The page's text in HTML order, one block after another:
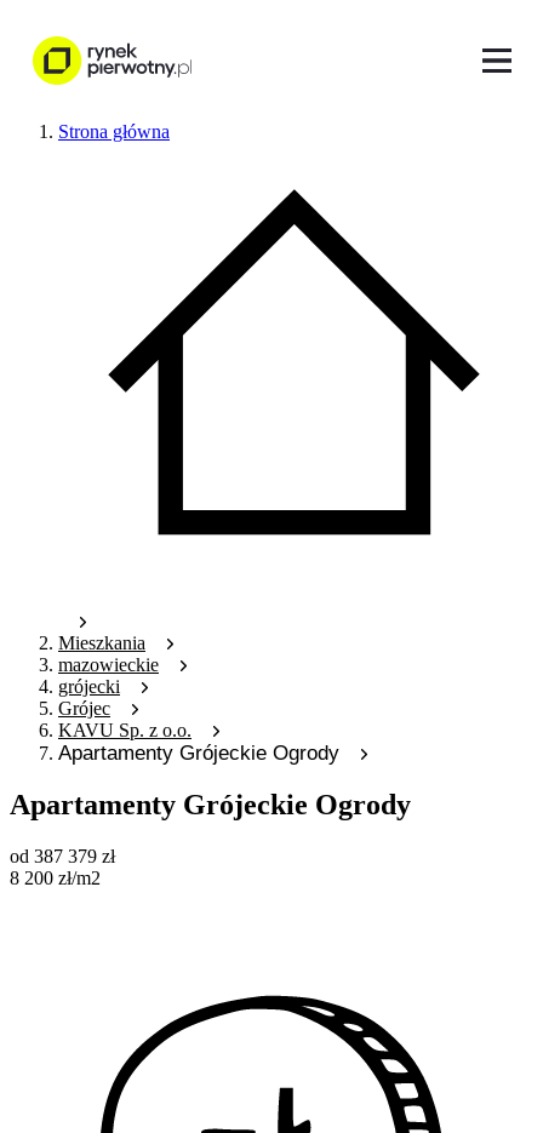
Strona główna
Mieszkania
mazowieckie
grójecki
Grójec
KAVU Sp. z o.o.
Apartamenty Grójeckie Ogrody
Apartamenty Grójeckie Ogrody
od 387 379 zł
8 200 zł/m2